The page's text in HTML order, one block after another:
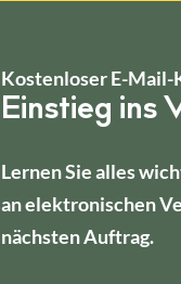
Kostenloser E-Mail-
Einstieg ins
Lernen Sie alles
an elektronischen
nächsten Auftrag.